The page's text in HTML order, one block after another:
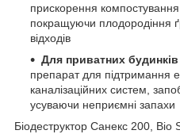
прискорення компостування
покращуючи плодородіння
відходів
Для приватних будинків
препарат для підтримання
каналізаційних систем,
усуваючи неприємні запахи
Біодеструктор Санекс 200, Bio